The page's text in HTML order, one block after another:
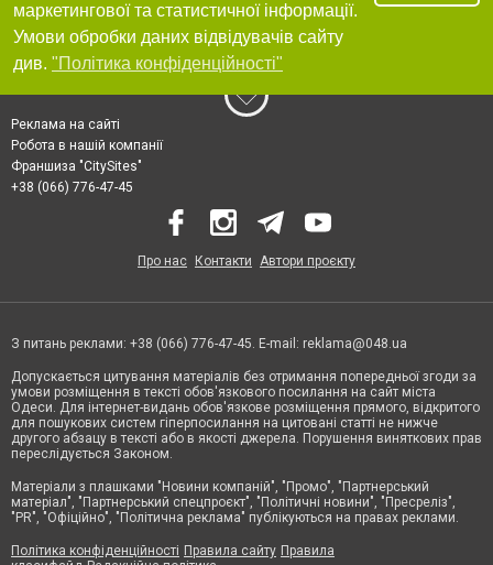
маркетингової та статистичної інформації.
Умови обробки даних відвідувачів сайту
див. "Політика конфіденційності"
Реклама на сайті
Робота в нашій компанії
Франшиза "CitySites"
+38 (066) 776-47-45
Про нас Контакти Автори проєкту
З питань реклами: +38 (066) 776-47-45. E-mail: reklama@048.ua
Допускається цитування матеріалів без отримання попередньої згоди за
умови розміщення в тексті обов'язкового посилання на сайт міста
Одеси. Для інтернет-видань обов'язкове розміщення прямого, відкритого
для пошукових систем гіперпосилання на цитовані статті не нижче
другого абзацу в тексті або в якості джерела. Порушення виняткових прав
переслідується Законом.
Матеріали з плашками "Новини компаній", "Промо", "Партнерський
матеріал", "Партнерський спецпроєкт", "Політичні новини", "Пресреліз",
"PR", "Офіційно", "Політична реклама" публікуються на правах реклами.
Політика конфіденційності Правила сайту Правила